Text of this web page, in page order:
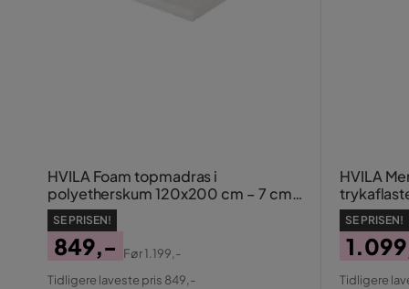
HVILA Foam topmadras i
polyetherskum 120x200 cm – 7 cm
blød/mellem, vaskbart betræk
SE PRISEN!
Pris
849,-
Original
Før1.199,-
Tidligere laveste pris 849,-
HVILA
120x200
vaskbart
SE PRISEN!
Pris
Tidligere